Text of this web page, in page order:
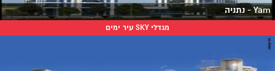
Yam - נתניה
מגדלי SKY עיר ימים